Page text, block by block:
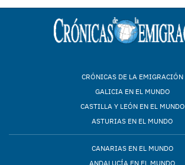
CRÓNICAS DE LA EMIGRACIÓN
GALICIA EN EL MUNDO
CASTILLA Y LEÓN EN EL MUNDO
ASTURIAS EN EL MUNDO
CANARIAS EN EL MUNDO
ANDALUCÍA EN EL MUNDO